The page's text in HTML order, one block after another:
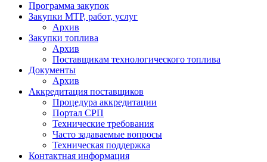
Программа закупок
Закупки МТР, работ, услуг
Архив
Закупки топлива
Архив
Поставщикам технологического топлива
Документы
Архив
Аккредитация поставщиков
Процедура аккредитации
Портал СРП
Технические требования
Часто задаваемые вопросы
Техническая поддержка
Контактная информация